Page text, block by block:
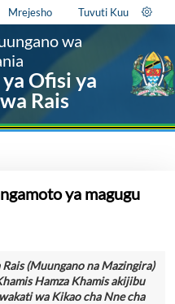
Mrejesho Tuvuti Kuu
wa
Ofisi ya
Rais
ya magugu
(Muungano na Mazingira)
Hamza Khamis akijibu
wa Kikao cha Nne cha